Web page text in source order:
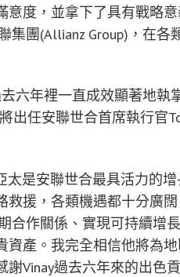
度，並拿下了具有戰略
團(Allianz Group)，在各
六年裡一直成效顯著地
任安聯世合首席執行官
太是安聯世合最具活力的
援，各類機遇都十分廣
合作關係、實現可持續增
產。我完全相信他將為
Vinay過去六年來的出色